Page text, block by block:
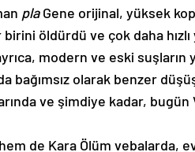
plaGene orijinal, yüksek
öldürdü ve çok daha hızlı
modern ve eski
bağımsız olarak benzer
ve şimdiye kadar,
de Kara Ölüm vebalarda,